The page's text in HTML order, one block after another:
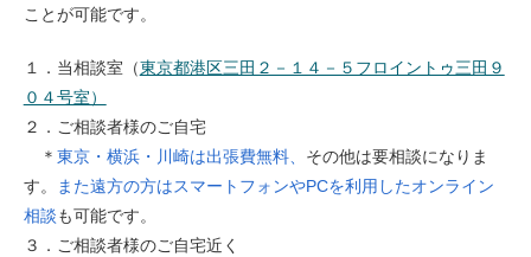
ことが可能です。
１．当相談室（東京都港区三田２－１４－５フロイントゥ三田９
０４号室）
２．ご相談者様のご自宅
＊ 東京・横浜・川崎は出張費無料、 その他は要相談になりま
す。
また遠方の方はスマートフォンやPCを利用したオンライン
相談も可能です。
３．ご相談者様のご自宅近く